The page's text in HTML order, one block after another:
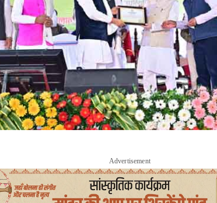
Advertisement